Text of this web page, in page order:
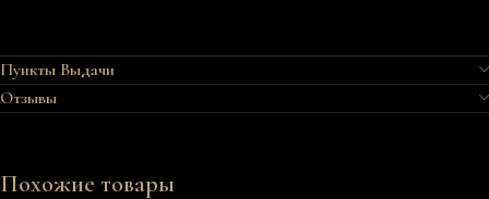
Пункты Выдачи
Отзывы
Похожие товары